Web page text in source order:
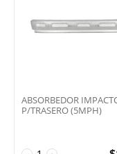
ABSORBEDOR
P/TRASERO (5MPH)